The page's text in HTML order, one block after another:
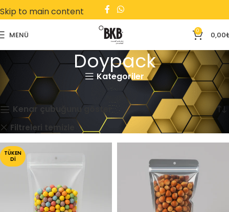
Skip to main content
MENÜ 0 0,00
Doypack
Kategoriler
Ana Sayfa
Doypack
10 sonucun tümü gösteriliyor
Kenar çubuğunu göster
Filtreleri temizle Doypack Gida
TÜKEN
DI